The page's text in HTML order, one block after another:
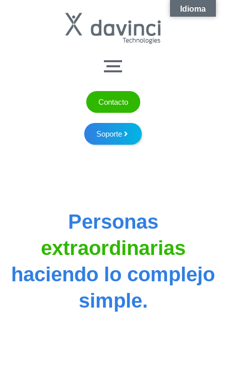
Contacto
Soporte
Personas
extraordinarias
haciendo lo complejo
simple.
Idioma